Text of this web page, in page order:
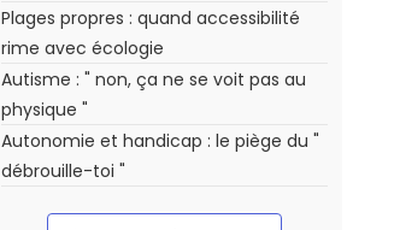
Plages propres : quand accessibilité
rime avec écologie
Autisme : " non, ça ne se voit pas au
physique "
Autonomie et handicap : le piège du "
débrouille-toi "